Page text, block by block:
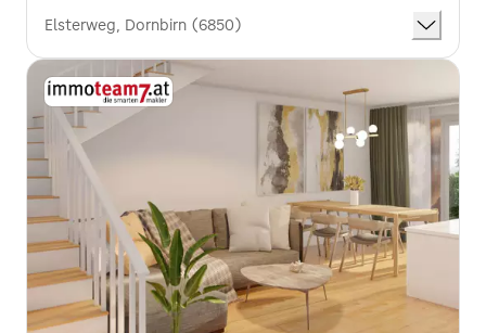
Elsterweg, Dornbirn (6850)